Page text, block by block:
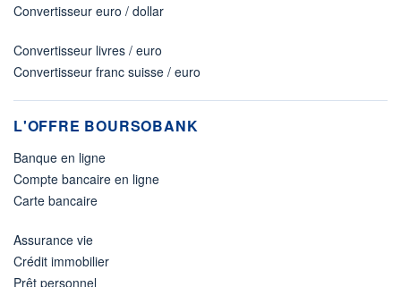
Convertisseur euro / dollar
Convertisseur livres / euro
Convertisseur franc suisse / euro
L'OFFRE BOURSOBANK
Banque en ligne
Compte bancaire en ligne
Carte bancaire
Assurance vie
Crédit immobilier
Prêt personnel